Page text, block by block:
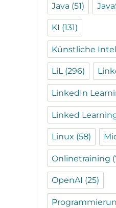
Java (51)
KI (131)
Künstliche
LiL(296)
LinkedIn
Linked
Linux (58)
Onlinetraining
OpenAI (25)